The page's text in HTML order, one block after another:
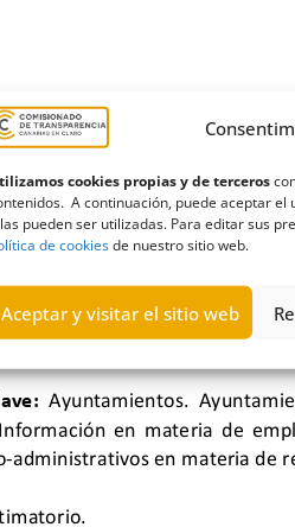
cookies propias y de terceros
A continuación, puede aceptar
pueden ser utilizadas. Para editar sus
de cookiesde nuestro sitio web.
Aceptar y visitar el sitio web